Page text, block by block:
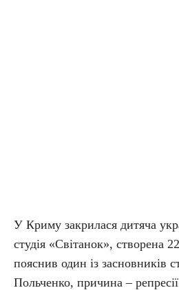
У Криму закрилася дитяча
студія «Світанок», створена
пояснив один із засновників
Польченко, причина –